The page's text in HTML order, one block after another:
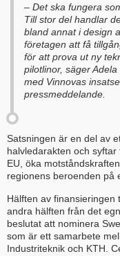
– Det ska fungera
Till stor del handlar
bland annat i design
företagen att få
för att prova ut ny
pilotlinor, säger
med Vinnovas
pressmeddelande.
Satsningen är en del av
halvledarakten och
EU, öka
regionens beroenden på
Hälften av finansieringen
andra hälften från det
beslutat att nominera
som är ett samarbete
Industriteknik och KTH.